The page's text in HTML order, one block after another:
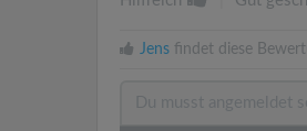
Jens findet diese